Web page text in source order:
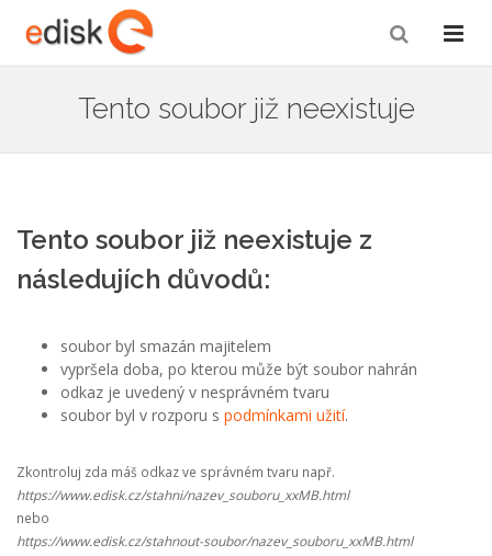
Tento soubor již neexistuje
Tento soubor již neexistuje z
následujích důvodů:
soubor byl smazán majitelem
vypršela doba, po kterou může být soubor nahrán
odkaz je uvedený v nesprávném tvaru
soubor byl v rozporu s podmínkami užití.
Zkontroluj zda máš odkaz ve správném tvaru např.
https://www.edisk.cz/stahni/nazev_souboru_xxMB.html
nebo
https://www.edisk.cz/stahnout-soubor/nazev_souboru_xxMB.html